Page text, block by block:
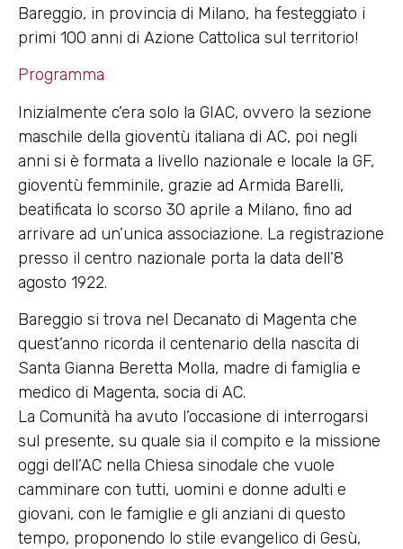
Bareggio, in provincia di Milano, ha festeggiato i
primi 100 anni di Azione Cattolica sul territorio!
Programma
Inizialmente c’era solo la GIAC, ovvero la sezione
maschile della gioventù italiana di AC, poi negli
anni si è formata a livello nazionale e locale la GF,
gioventù femminile, grazie ad Armida Barelli,
beatificata lo scorso 30 aprile a Milano, fino ad
arrivare ad un’unica associazione. La registrazione
presso il centro nazionale porta la data dell’8
agosto 1922.
Bareggio si trova nel Decanato di Magenta che
quest’anno ricorda il centenario della nascita di
Santa Gianna Beretta Molla, madre di famiglia e
medico di Magenta, socia di AC.
La Comunità ha avuto l’occasione di interrogarsi
sul presente, su quale sia il compito e la missione
oggi dell’AC nella Chiesa sinodale che vuole
camminare con tutti, uomini e donne adulti e
giovani, con le famiglie e gli anziani di questo
tempo, proponendo lo stile evangelico di Gesù,